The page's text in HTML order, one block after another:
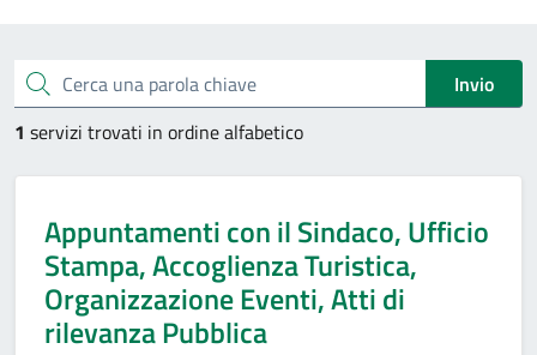
Cerca una parola chiave
Invio
1 servizi trovati in ordine alfabetico
Appuntamenti con il Sindaco, Ufficio
Stampa, Accoglienza Turistica,
Organizzazione Eventi, Atti di
rilevanza Pubblica